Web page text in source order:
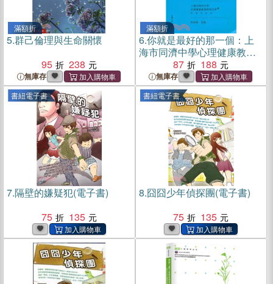
滿額折
5.群己倫理與生命關懷
95
238
無庫存
滿額折
6.你就是最好的那一個：上
海市同濟中學心理健康教育
特色辦學的探索與研究（簡
體書）
87 188
無庫存
書紐電子書
7.隔壁的嫌疑犯(電子書)
75
135
書紐電子書
8.囧囧少年偵探團(電子書)
75
135